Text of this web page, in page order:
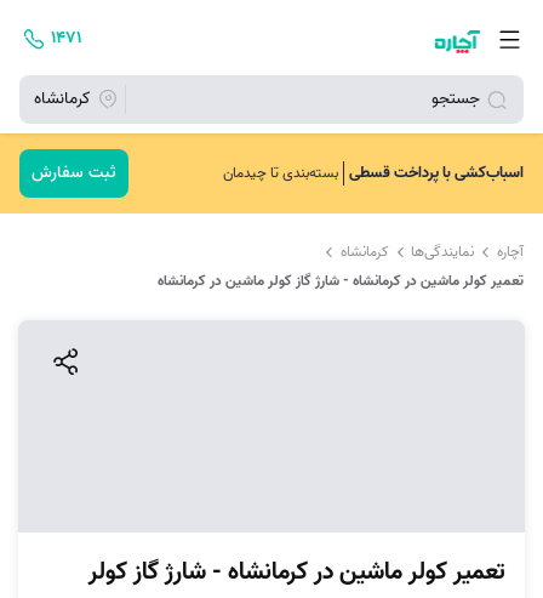
جستجو کرمانشاه
۱۴۷۱
اسباب‌کشی با پرداخت قسطی بسته‌بندی تا چیدمان ثبت سفارش
آچاره نمایندگی‌ها
کرمانشاه
تعمیر کولر ماشین در کرمانشاه - شارژ گاز کولر ماشین در کرمانشاه
تعمیر کولر ماشین در کرمانشاه - شارژ گاز کولر